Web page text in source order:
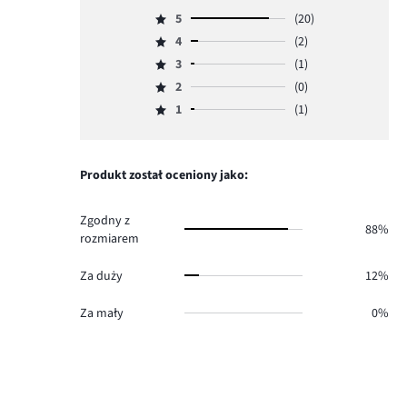
Ocena
5,
ilość
głosów
5
(20)
Ocena
4,
ilość
głosów
4
(2)
Ocena
3,
ilość
3
(1)
Ocena
2,
0.
2
(0)
Ocena
głosów
1 (1)
Produkt został oceniony jako:
Zgodny z
rozmiarem
88%
Za duży 12%
Za mały 0%